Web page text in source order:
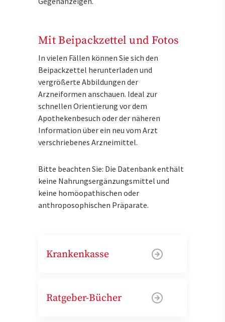
Mit Beipackzettel und Fotos
In vielen Fällen können Sie sich den
Beipackzettel herunterladen und
vergrößerte Abbildungen der
Arzneiformen anschauen. Ideal zur
schnellen Orientierung vor dem
Apothekenbesuch oder der näheren
Information über ein neu vom Arzt
verschriebenes Arzneimittel.
Bitte beachten Sie: Die Datenbank enthält
keine Nahrungsergänzungsmittel und
keine homöopathischen oder
anthroposophischen Präparate.
Krankenkasse
Ratgeber-Bücher